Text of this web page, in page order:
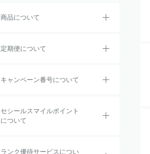
商品について
定期便について
キャンペーン番号について
セシールスマイルポイント
について
ランク優待サービスについ